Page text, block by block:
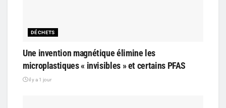
DÉCHETS
Une invention magnétique élimine les
microplastiques « invisibles » et certains PFAS
il y a 1 jour